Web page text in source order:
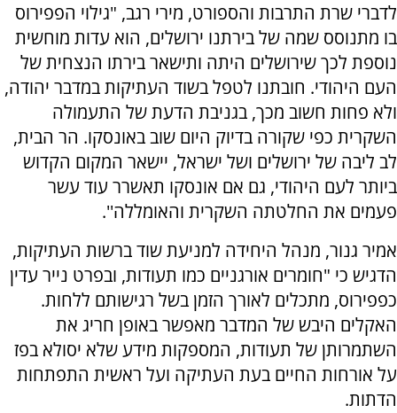
לדברי שרת התרבות והספורט, מירי רגב, "גילוי הפפירוס
בו מתנוסס שמה של בירתנו ירושלים, הוא עדות מוחשית
נוספת לכך שירושלים היתה ותישאר בירתו הנצחית של
העם היהודי. חובתנו לטפל בשוד העתיקות במדבר יהודה,
ולא פחות חשוב מכך, בגניבת הדעת של התעמולה
השקרית כפי שקורה בדיוק היום שוב באונסקו. הר הבית,
לב ליבה של ירושלים ושל ישראל, יישאר המקום הקדוש
ביותר לעם היהודי, גם אם אונסקו תאשרר עוד עשר
פעמים את החלטתה השקרית והאומללה''.
אמיר גנור, מנהל היחידה למניעת שוד ברשות העתיקות,
הדגיש כי "חומרים אורגניים כמו תעודות, ובפרט נייר עדין
כפפירוס, מתכלים לאורך הזמן בשל רגישותם ללחות.
האקלים היבש של המדבר מאפשר באופן חריג את
השתמרותן של תעודות, המספקות מידע שלא יסולא בפז
על אורחות החיים בעת העתיקה ועל ראשית התפתחות
הדתות.